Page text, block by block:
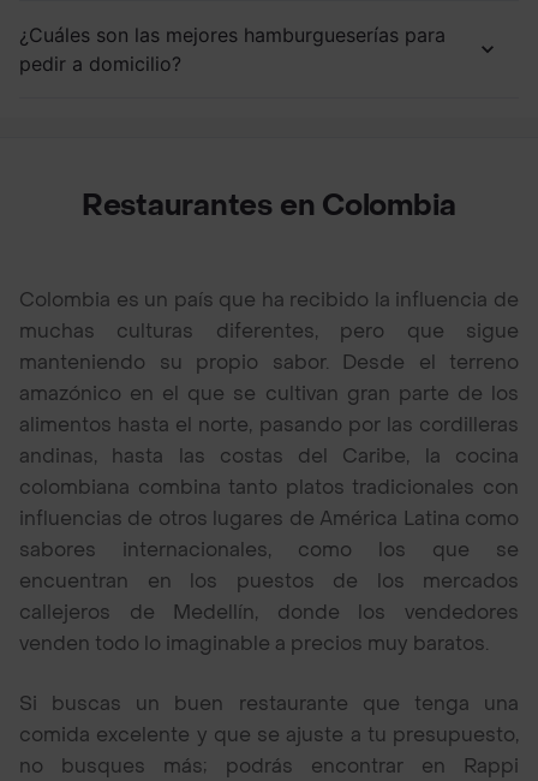
¿Cuáles son las mejores hamburgueserías para
pedir a domicilio?
Restaurantes en Colombia
Colombia es un país que ha recibido la influencia de
muchas culturas diferentes, pero que sigue
manteniendo su propio sabor. Desde el terreno
amazónico en el que se cultivan gran parte de los
alimentos hasta el norte, pasando por las cordilleras
andinas, hasta las costas del Caribe, la cocina
colombiana combina tanto platos tradicionales con
influencias de otros lugares de América Latina como
sabores internacionales, como los que se
encuentran en los puestos de los mercados
callejeros de Medellín, donde los vendedores
venden todo lo imaginable a precios muy baratos.
Si buscas un buen restaurante que tenga una
comida excelente y que se ajuste a tu presupuesto,
no busques más; podrás encontrar en Rappi